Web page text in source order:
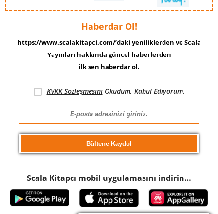
Haberdar Ol!
https://www.scalakitapci.com/’daki yeniliklerden ve Scala
Yayınları hakkında güncel haberlerden
ilk sen haberdar ol.
KVKK SözleşmesiniOkudum, Kabul Ediyorum.
Scala Kitapcı mobil uygulamasını indirin…